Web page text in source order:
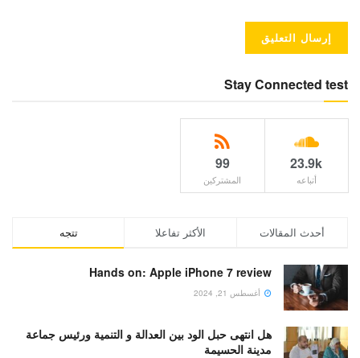
Stay Connected test
23.9k
أتباعه
99
المشتركين
تتجه الأكثر تفاعلا أحدث المقالات
Hands on: Apple iPhone 7 review
أغسطس 21, 2024
هل انتهى حبل الود بين العدالة و التنمية ورئيس جماعة
مدينة الحسيمة